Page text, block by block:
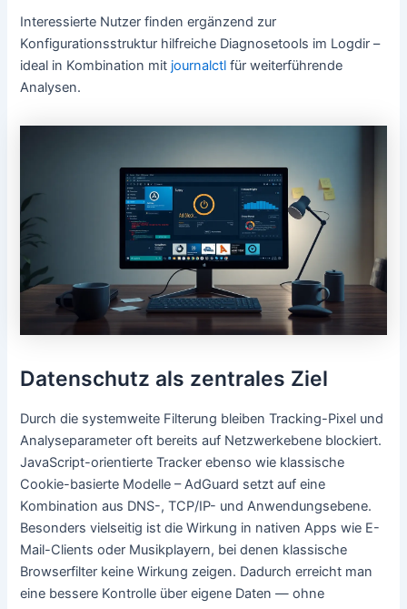
Interessierte Nutzer finden ergänzend zur
Konfigurationsstruktur hilfreiche Diagnosetools im Logdir –
ideal in Kombination mit journalctl für weiterführende
Analysen.
Datenschutz als zentrales Ziel
Durch die systemweite Filterung bleiben Tracking-Pixel und
Analyseparameter oft bereits auf Netzwerkebene blockiert.
JavaScript-orientierte Tracker ebenso wie klassische
Cookie-basierte Modelle – AdGuard setzt auf eine
Kombination aus DNS-, TCP/IP- und Anwendungsebene.
Besonders vielseitig ist die Wirkung in nativen Apps wie E-
Mail-Clients oder Musikplayern, bei denen klassische
Browserfilter keine Wirkung zeigen. Dadurch erreicht man
eine bessere Kontrolle über eigene Daten — ohne